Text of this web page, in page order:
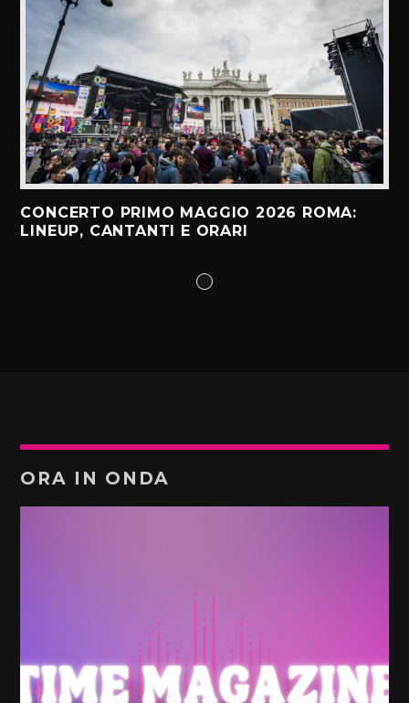
CONCERTO PRIMO MAGGIO 2026 ROMA:
LINEUP, CANTANTI E ORARI
ORA IN ONDA